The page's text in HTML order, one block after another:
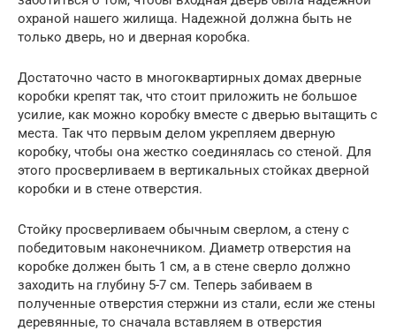
охраной нашего жилища. Надежной должна быть не
только дверь, но и дверная коробка.
Достаточно часто в многоквартирных домах дверные
коробки крепят так, что стоит приложить не большое
усилие, как можно коробку вместе с дверью вытащить с
места. Так что первым делом укрепляем дверную
коробку, чтобы она жестко соединялась со стеной. Для
этого просверливаем в вертикальных стойках дверной
коробки и в стене отверстия.
Стойку просверливаем обычным сверлом, а стену с
победитовым наконечником. Диаметр отверстия на
коробке должен быть 1 см, а в стене сверло должно
заходить на глубину 5-7 см. Теперь забиваем в
полученные отверстия стержни из стали, если же стены
деревянные, то сначала вставляем в отверстия